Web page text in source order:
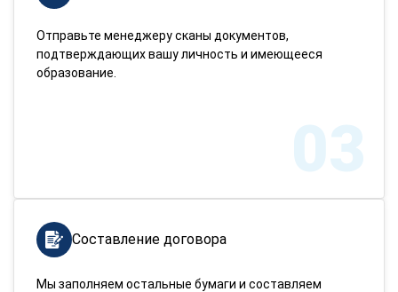
Отправьте менеджеру сканы документов,
подтверждающих вашу личность и имеющееся
образование.
03
Составление договора
Мы заполняем остальные бумаги и составляем